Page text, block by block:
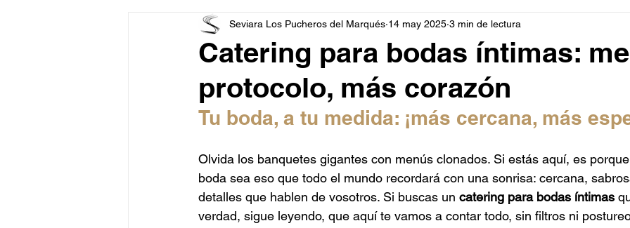
Comida Casera Catering de boda Catering de Cumpleaños Catering de Bautizos
Catering Comunión Catering de Paellas Catering a Domicilio Tartas
Catering Alta Gama Catering Mexicano Catering de Barbacoa Catering Baby Shower
Catering para bodas íntimas:
protocolo, más corazón
Seviara Los Pucheros del Marqués 14 may 2025 3 min de lectura
Tu boda, a tu medida: ¡más cercana, más
Olvida los banquetes gigantes con menús clonados. Si estás aquí, es
boda sea eso que todo el mundo recordará con una sonrisa: cercana,
detalles que hablen de vosotros. Si buscas un catering para bodas íntimas
verdad, sigue leyendo, que aquí te vamos a contar todo, sin filtros ni